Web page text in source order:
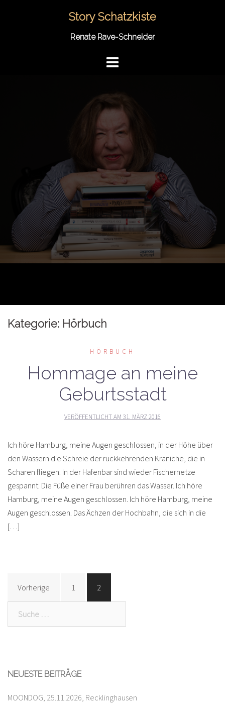
Story Schatzkiste
Renate Rave-Schneider
Kategorie: Hörbuch
HÖRBUCH
Hommage an meine
Geburtsstadt
VERÖFFENTLICHT AM 31. MÄRZ 2016
Ich höre Hamburg, meine Augen geschlossen, in der Höhe über
den Wassern die Schreie der rückkehrenden Kraniche, die in
Scharen fliegen. In der Hafenbar sind wieder Fischernetze
gespannt. Die Füße einer Frau berühren das Wasser. Ich höre
Hamburg, meine Augen geschlossen. Ich höre Hamburg, meine
Augen geschlossen. Das Ächzen der Hochbahn, die sich in die
[…]
Vorherige 1
2
NEUESTE BEITRÄGE
MOONDOG, 25.11.2026, Recklinghausen